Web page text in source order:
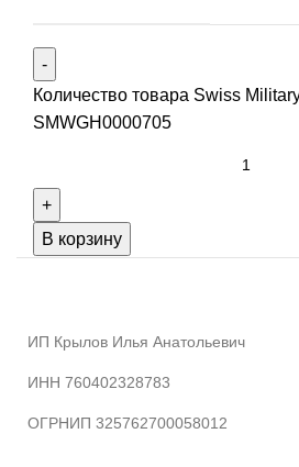
Количество товара Swiss
SMWGH0000705
В корзину
ИП Крылов Илья Анатольевич
ИНН 760402328783
ОГРНИП 325762700058012